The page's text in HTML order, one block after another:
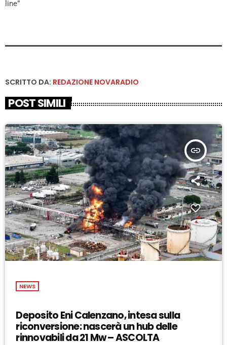
line”
SCRITTO DA: REDAZIONE NOVARADIO
POST SIMILI
insert_link
NEWS
Deposito Eni Calenzano, intesa sulla
riconversione: nascerà un hub delle
rinnovabili da 21 Mw – ASCOLTA